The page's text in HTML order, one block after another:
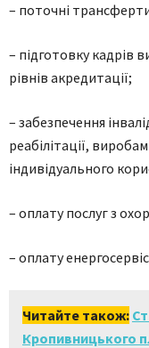
– поточні
– підготовку кадрів
рівнів акредитації;
– забезпечення
реабілітації,
індивідуального
– оплату послуг з
– оплату
Читайте також:
Кропивницького